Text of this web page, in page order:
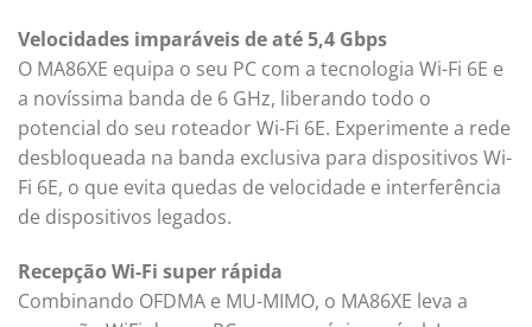
Velocidades imparáveis ​​de até 5,4 Gbps
O MA86XE equipa o seu PC com a tecnologia Wi-Fi 6E e
a novíssima banda de 6 GHz, liberando todo o
potencial do seu roteador Wi-Fi 6E. Experimente a rede
desbloqueada na banda exclusiva para dispositivos Wi-
Fi 6E, o que evita quedas de velocidade e interferência
de dispositivos legados.
Recepção Wi-Fi super rápida
Combinando OFDMA e MU-MIMO, o MA86XE leva a